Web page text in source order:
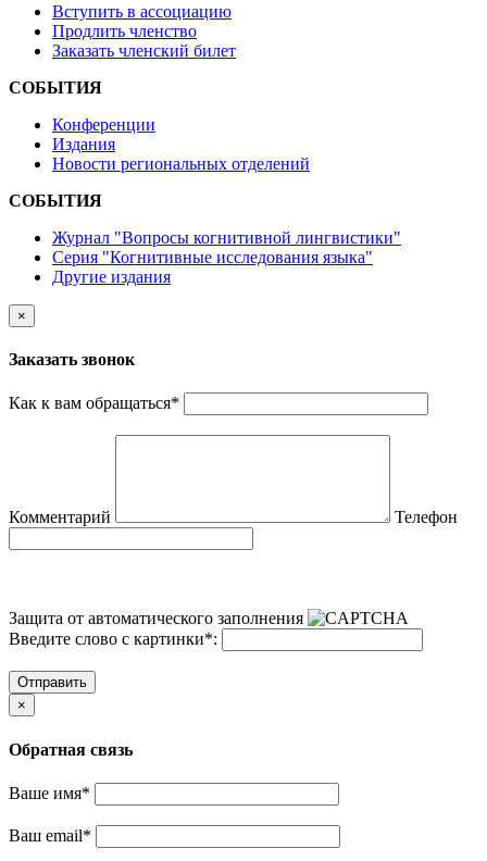
Вступить в ассоциацию
Продлить членство
Заказать членский билет
СОБЫТИЯ
Конференции
Издания
Новости региональных отделений
СОБЫТИЯ
Журнал "Вопросы когнитивной лингвистики"
Серия "Когнитивные исследования языка"
Другие издания
×
Заказать звонок
Как к вам обращаться*
Комментарий Телефон
Защита от автоматического заполнения
Введите слово с картинки*:
Отправить
×
Обратная связь
Ваше имя*
Ваш email*